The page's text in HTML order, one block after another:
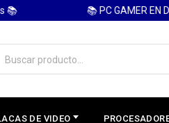
📚 PC GAMER EN
DE VIDEO